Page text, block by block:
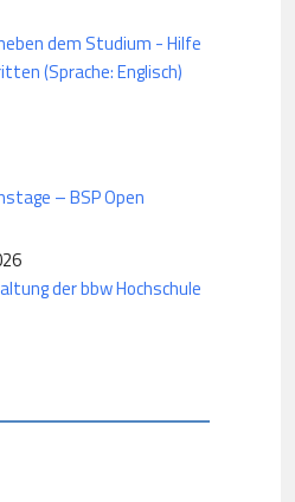
dem Studium - Hilfe
(Sprache: Englisch)
– BSP Open
der bbw Hochschule